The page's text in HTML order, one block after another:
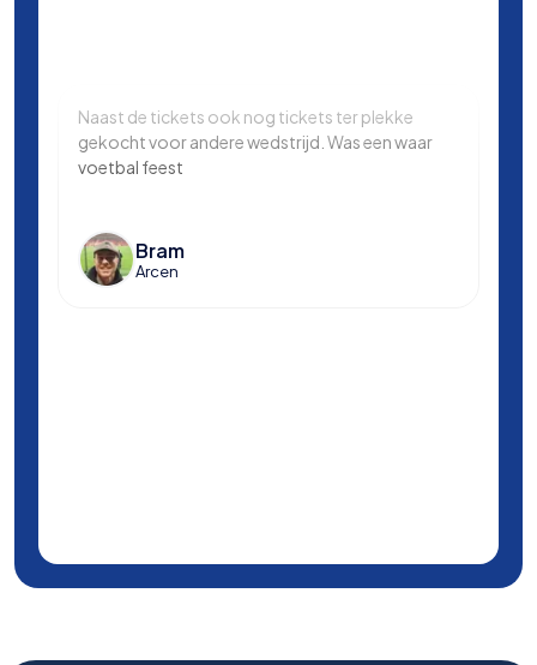
Naast de tickets ook nog tickets ter plekke
gekocht voor andere wedstrijd. Was een waar
voetbal feest
Bram
Arcen